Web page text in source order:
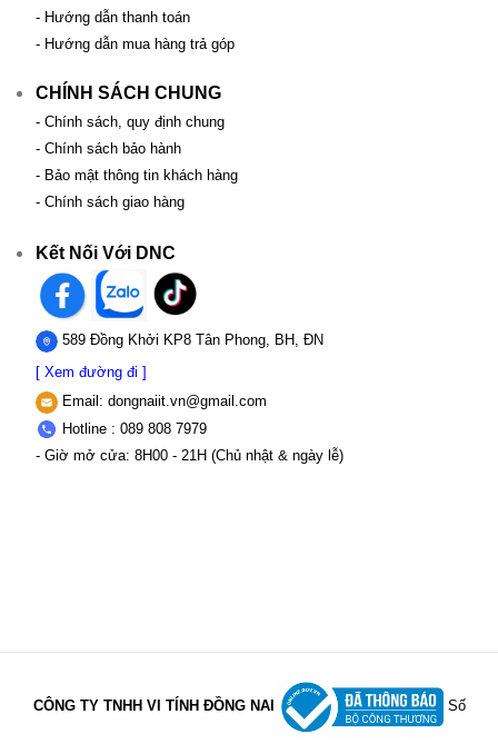
- Hướng dẫn thanh toán
- Hướng dẫn mua hàng trả góp
CHÍNH SÁCH CHUNG
- Chính sách, quy định chung
- Chính sách bảo hành
- Bảo mật thông tin khách hàng
- Chính sách giao hàng
Kết Nối Với DNC
589 Đồng Khởi KP8 Tân Phong, BH, ĐN
[ Xem đường đi ]
Email: dongnaiit.vn@gmail.com
Hotline : 089 808 7979
- Giờ mở cửa: 8H00 - 21H (Chủ nhật & ngày lễ)
CÔNG TY TNHH VI TÍNH ĐỒNG NAI Số